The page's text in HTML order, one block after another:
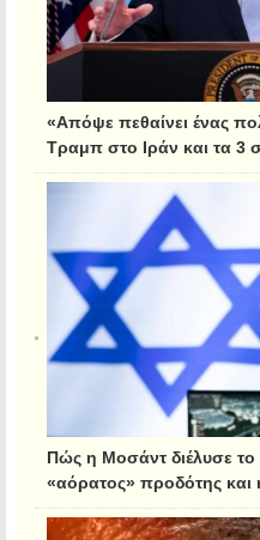
«Απόψε πεθαίνει ένας
Τραμπ στο Ιράν και τα 3
Πώς η Μοσάντ διέλυσε
«αόρατος» προδότης και